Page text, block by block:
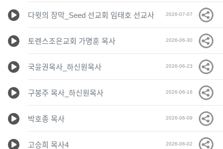
다윗의 장막_Seed 선교회 임태호 선교사 2026-07-07
토렌스조은교회 가명훈 목사 2026-06-30
국윤권목사_하신원목사 2026-06-23
구봉주 목사_하신원목사 2026-06-16
박호종 목사 2026-06-09
고승희 목사4 2026-06-02